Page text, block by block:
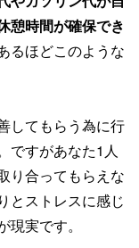
憩時間が確保でき
るほどこのような
してもらう為に行
ですがあなた1人
り合ってもらえな
とストレスに感じ
実です。